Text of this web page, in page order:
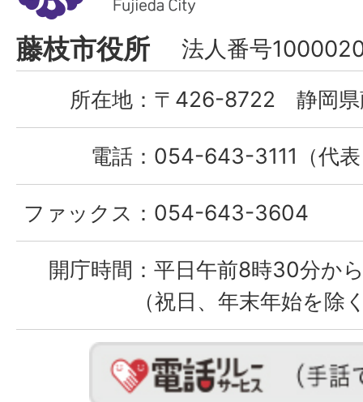
市
Fujieda
City
藤枝市役所 法人番号
所在地： 〒426-8722 静岡県
電話： 054-643-3111（代
ファックス： 054-643-3604
開庁時間： 平日午前8時30分か
（祝日、年末年始を除